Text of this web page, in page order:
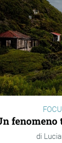
fenomeno